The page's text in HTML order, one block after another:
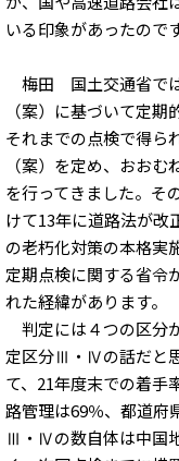
いる印象があったので
梅田 国土交通省で
（案）に基づいて定
それまでの点検で得ら
（案）を定め、おお
を行ってきました。そ
けて13年に道路法が改
の老朽化対策の本格実
定期点検に関する省令
れた経緯があります。
判定には４つの区分
定区分Ⅲ・Ⅳの話だと
て、21年度末での着手
路管理は69％、都道府
Ⅲ・Ⅳの数自体は中国